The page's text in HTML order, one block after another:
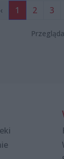
‹ 1 2 3